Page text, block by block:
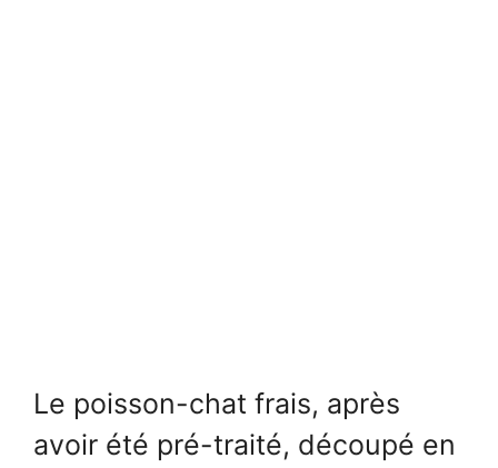
Le poisson-chat frais, après
avoir été pré-traité, découpé en